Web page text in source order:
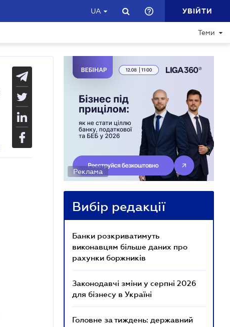
UA УВІЙТИ
Теми
Реклама
Вибір редакції
Банки розкриватимуть
виконавцям більше даних про
рахунки боржників
Законодавчі зміни у серпні 2026
для бізнесу в Україні
Головне за тиждень: державний